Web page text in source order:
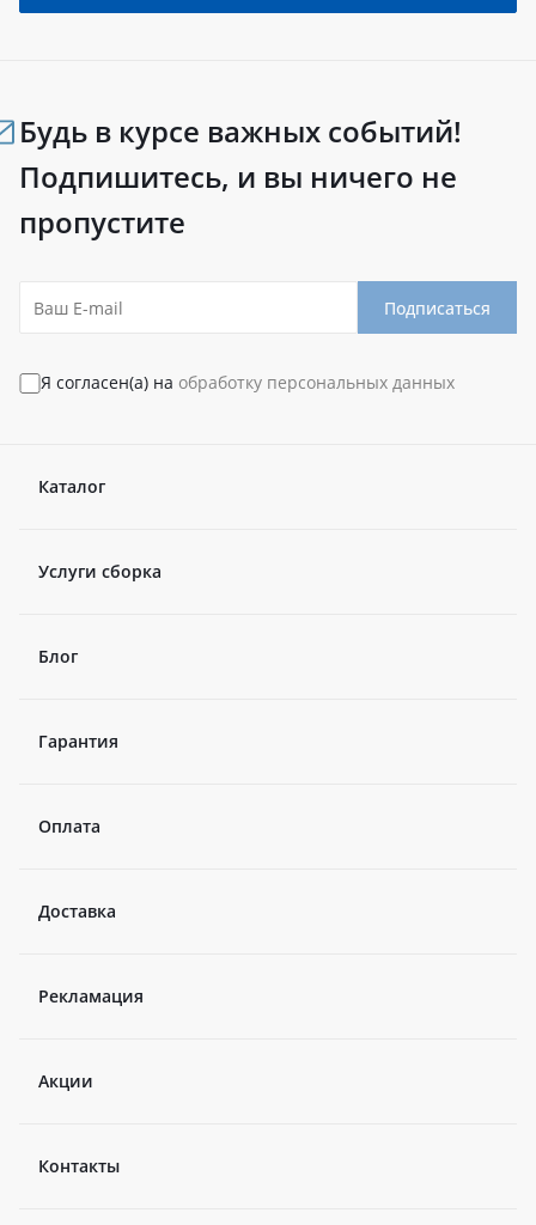
Будь в курсе важных событий!
Подпишитесь, и вы ничего не
пропустите
Подписаться
Я согласен(а) на обработку персональных данных
Каталог
Услуги сборка
Блог
Гарантия
Оплата
Доставка
Рекламация
Акции
Контакты